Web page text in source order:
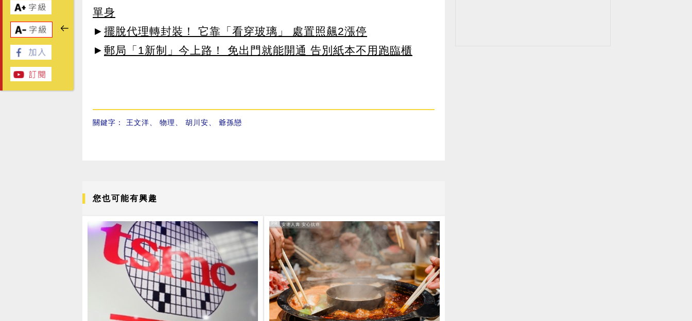
單身
► 擺脫代理轉封裝！ 它靠「看穿玻璃」 處置照飆2漲停
► 郵局「1新制」今上路！ 免出門就能開通 告別紙本不用跑臨櫃
關鍵字： 王文洋 物理 胡川安 爺孫戀
您也可能有興趣
PR
PR・安達人壽 安心抗癌